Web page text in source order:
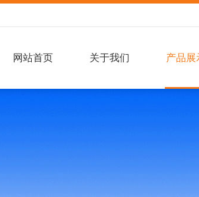
网站首页 关于我们 产品展